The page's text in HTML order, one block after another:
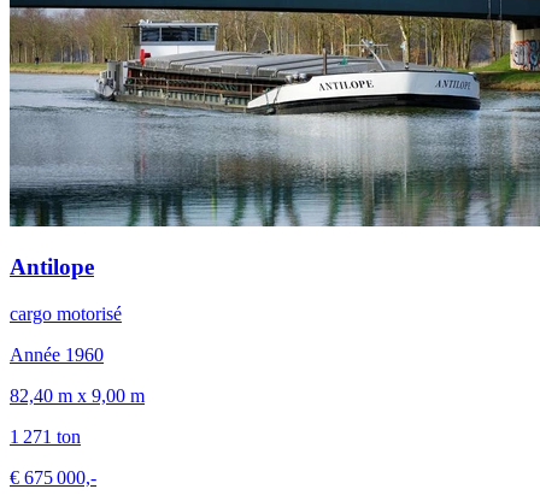
Antilope
cargo motorisé
Année 1960
82,40 m x 9,00 m
1 271 ton
€ 675 000,-